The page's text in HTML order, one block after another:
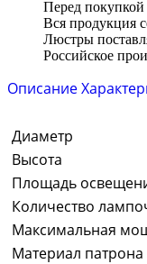
Перед покупкой
Вся продукция
Люстры
Российское
Описание
Диаметр
Высота
Площадь
Количество
Максимальная
Материал патрона